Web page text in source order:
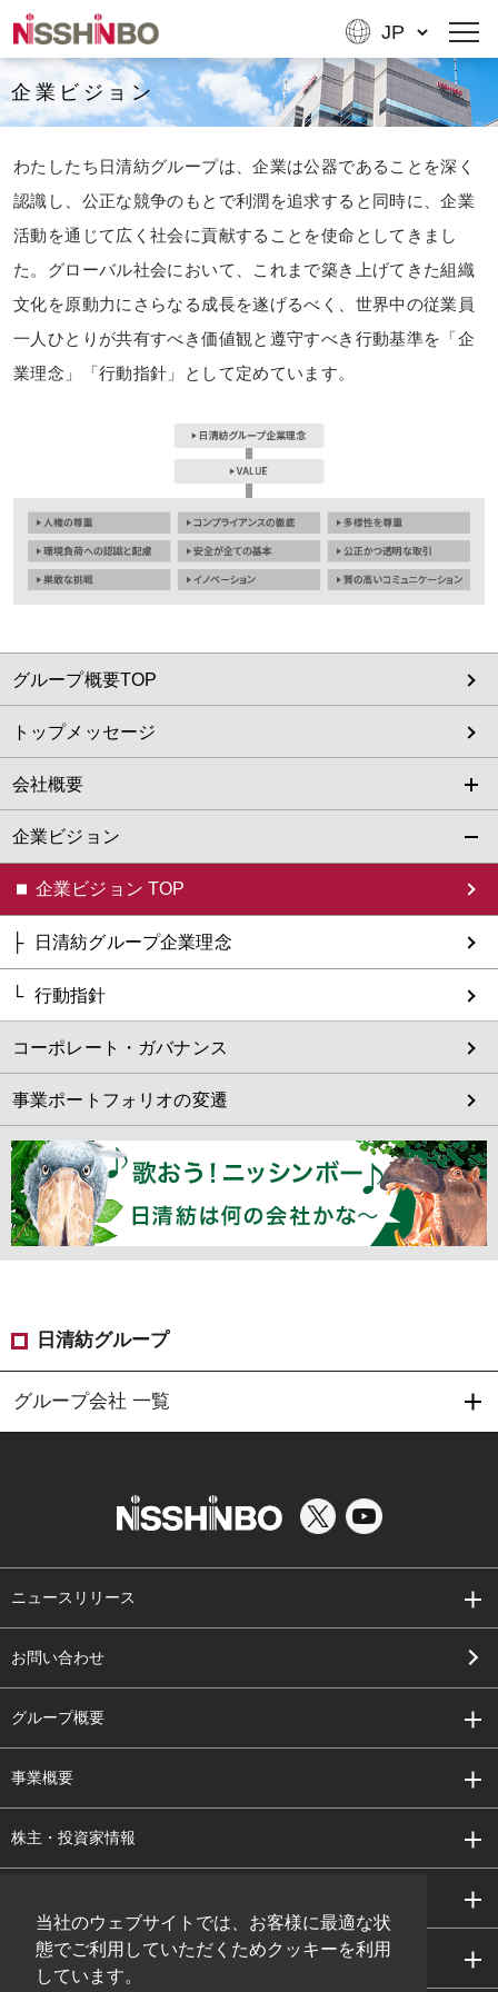
当社のウェブサイトでは、お客様に最適な状
態でご利用していただくためクッキーを利用
しています。
企業ビジョン
わたしたち日清紡グループは、企業は公器であることを深く
認識し、公正な競争のもとで利潤を追求すると同時に、企業
活動を通じて広く社会に貢献することを使命としてきまし
た。グローバル社会において、これまで築き上げてきた組織
文化を原動力にさらなる成長を遂げるべく、世界中の従業員
一人ひとりが共有すべき価値観と遵守すべき行動基準を「企
業理念」「行動指針」として定めています。
グループ概要TOP
トップメッセージ
会社概要
企業ビジョン
企業ビジョン TOP
日清紡グループ企業理念
行動指針
コーポレート・ガバナンス
事業ポートフォリオの変遷
日清紡グループ
グループ会社 一覧
ニュースリリース
お問い合わせ
グループ概要
事業概要
株主・投資家情報
研究開発